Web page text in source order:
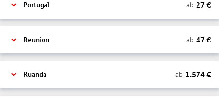
Portugal ab 27 €
Reunion ab 47 €
Ruanda ab 1.574€